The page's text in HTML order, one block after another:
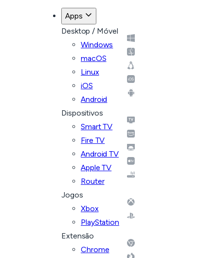
Apps
Desktop / Móvel
Windows
macOS
Linux
iOS
Android
Dispositivos
Smart TV
Fire TV
Android TV
Apple TV
Router
Jogos
Xbox
PlayStation
Extensão
Chrome